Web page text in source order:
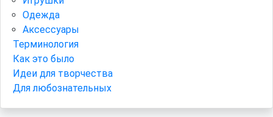
Одежда
Аксессуары
Терминология
Как это было
Идеи для творчества
Для любознательных